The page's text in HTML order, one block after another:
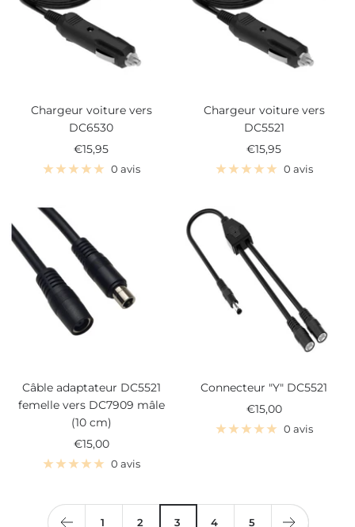
Chargeur voiture vers
DC6530
Prix
de
€15,95
0 avis
Chargeur voiture vers
DC5521
Prix
de
€15,95
0 avis
Câble adaptateur DC5521
femelle vers DC7909 mâle
(10 cm)
Prix
de
€15,00
0 avis
Connecteur "Y" DC5521
Prix
de
€15,00
0 avis
1 2 3 4 5